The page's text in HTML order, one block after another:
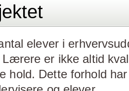
elever i
Lærere er ikke altid
hold. Dette forhold